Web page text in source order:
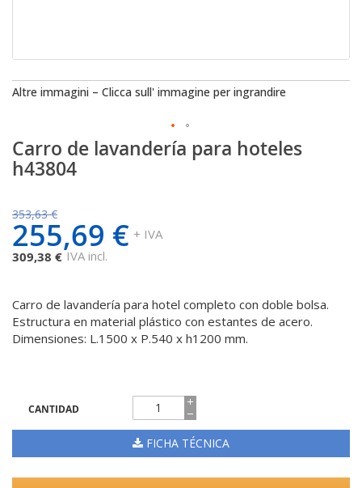
Carro de lavandería para hoteles
h43804
353,63 €
255,69 € + IVA
309,38 € IVA incl.
Carro de lavandería para hotel completo con doble bolsa.
Estructura en material plástico con estantes de acero.
Dimensiones: L.1500 x P.540 x h1200 mm.
CANTIDAD
FICHA TÉCNICA
Altre immagini – Clicca sull' immagine per ingrandire
Saltar
al
comienzo
la
galería
de
imágenes